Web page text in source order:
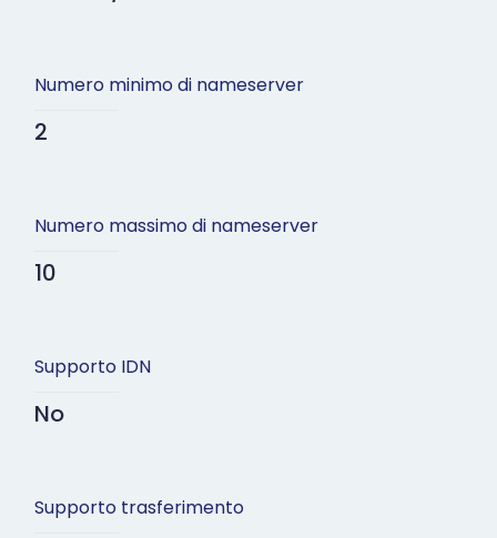
Numero minimo di nameserver
2
Numero massimo di nameserver
10
Supporto IDN
No
Supporto trasferimento